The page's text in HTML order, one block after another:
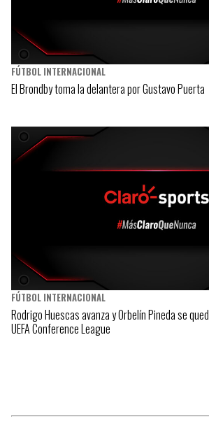
FÚTBOL INTERNACIONAL
El Brondby toma la delantera por Gustavo Puerta
FÚTBOL INTERNACIONAL
Rodrigo Huescas avanza y Orbelín Pineda se
UEFA Conference League